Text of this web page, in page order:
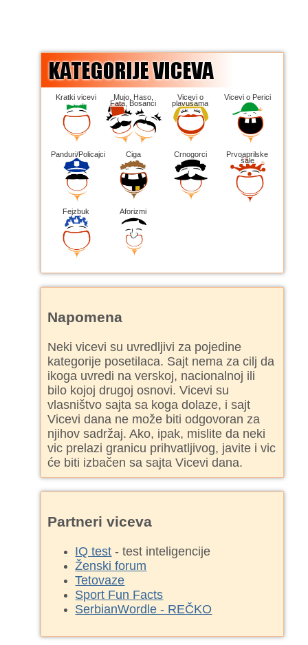
Kratki vicevi Mujo, Haso,
Fata, Bosanci
Vicevi o
plavušama
Vicevi o Perici
Panduri/Policajci Ciga Crnogorci Prvoaprilske
šale
Fejzbuk Aforizmi
Napomena
Neki vicevi su uvredljivi za pojedine
kategorije posetilaca. Sajt nema za cilj da
ikoga uvredi na verskoj, nacionalnoj ili
bilo kojoj drugoj osnovi. Vicevi su
vlasništvo sajta sa koga dolaze, i sajt
Vicevi dana ne može biti odgovoran za
njihov sadržaj. Ako, ipak, mislite da neki
vic prelazi granicu prihvatljivog, javite i vic
će biti izbačen sa sajta Vicevi dana.
Partneri viceva
IQ test - test inteligencije
Ženski forum
Tetovaze
Sport Fun Facts
SerbianWordle - REČKO